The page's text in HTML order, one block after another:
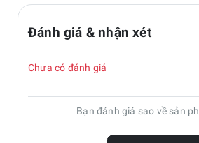
Galaxy A23 5G có ngoại hình không đổi
Đánh giá & nhận xét
Chưa có đánh giá
Bạn đánh giá sao về sản